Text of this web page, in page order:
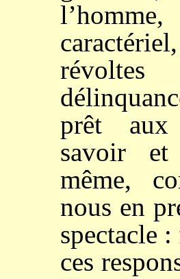
prêt aux
savoir
même,
nous en
spectacle
ces